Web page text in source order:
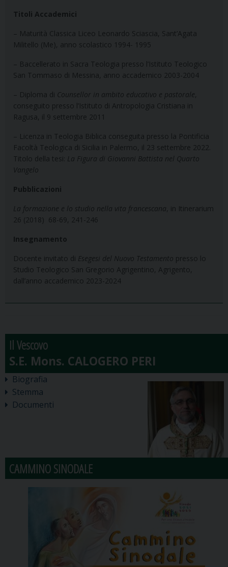
Titoli Accademici
– Maturità Classica Liceo Leonardo Sciascia, Sant’Agata
Militello (Me), anno scolastico 1994- 1995
– Baccellerato in Sacra Teologia presso l’Istituto Teologico
San Tommaso di Messina, anno accademico 2003-2004
– Diploma di Counsellor in ambito educativo e pastorale,
conseguito presso l’Istituto di Antropologia Cristiana in
Ragusa, il 9 settembre 2011
– Licenza in Teologia Biblica conseguita presso la Pontificia
Facoltà Teologica di Sicilia in Palermo, il 23 settembre 2022.
Titolo della tesi: La Figura di Giovanni Battista nel Quarto
Vangelo
Pubblicazioni
La formazione e lo studio nella vita francescana, in Itinerarium
26 (2018) 68-69, 241-246
Insegnamento
Docente invitato di Esegesi del Nuovo Testamento presso lo
Studio Teologico San Gregorio Agrigentino, Agrigento,
dall’anno accademico 2023-2024
Il Vescovo
Biografia
Stemma
Documenti
CAMMINO SINODALE